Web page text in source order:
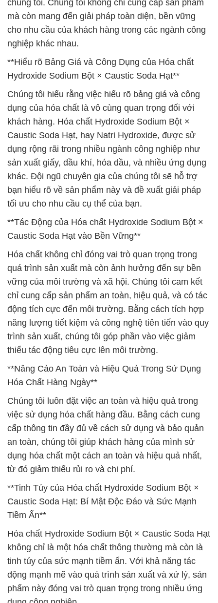
chúng tôi. Chúng tôi không chỉ cung cấp sản phẩm
mà còn mang đến giải pháp toàn diện, bền vững
cho nhu cầu của khách hàng trong các ngành công
nghiệp khác nhau.
**Hiểu rõ Bảng Giá và Công Dụng của Hóa chất
Hydroxide Sodium Bột × Caustic Soda Hạt**
Chúng tôi hiểu rằng việc hiểu rõ bảng giá và công
dụng của hóa chất là vô cùng quan trọng đối với
khách hàng. Hóa chất Hydroxide Sodium Bột ×
Caustic Soda Hạt, hay Natri Hydroxide, được sử
dụng rộng rãi trong nhiều ngành công nghiệp như
sản xuất giấy, dầu khí, hóa dầu, và nhiều ứng dụng
khác. Đội ngũ chuyên gia của chúng tôi sẽ hỗ trợ
bạn hiểu rõ về sản phẩm này và đề xuất giải pháp
tối ưu cho nhu cầu cụ thể của bạn.
**Tác Động của Hóa chất Hydroxide Sodium Bột ×
Caustic Soda Hạt vào Bền Vững**
Hóa chất không chỉ đóng vai trò quan trọng trong
quá trình sản xuất mà còn ảnh hưởng đến sự bền
vững của môi trường và xã hội. Chúng tôi cam kết
chỉ cung cấp sản phẩm an toàn, hiệu quả, và có tác
động tích cực đến môi trường. Bằng cách tích hợp
năng lượng tiết kiệm và công nghệ tiên tiến vào quy
trình sản xuất, chúng tôi góp phần vào việc giảm
thiểu tác động tiêu cực lên môi trường.
**Nâng Cảo An Toàn và Hiệu Quả Trong Sử Dụng
Hóa Chất Hàng Ngày**
Chúng tôi luôn đặt việc an toàn và hiệu quả trong
việc sử dụng hóa chất hàng đầu. Bằng cách cung
cấp thông tin đầy đủ về cách sử dụng và bảo quản
an toàn, chúng tôi giúp khách hàng của mình sử
dụng hóa chất một cách an toàn và hiệu quả nhất,
từ đó giảm thiểu rủi ro và chi phí.
**Tinh Túy của Hóa chất Hydroxide Sodium Bột ×
Caustic Soda Hạt: Bí Mật Độc Đáo và Sức Mạnh
Tiềm Ẩn**
Hóa chất Hydroxide Sodium Bột × Caustic Soda Hạt
không chỉ là một hóa chất thông thường mà còn là
tinh túy của sức mạnh tiềm ẩn. Với khả năng tác
động mạnh mẽ vào quá trình sản xuất và xử lý, sản
phẩm này đóng vai trò quan trọng trong nhiều ứng